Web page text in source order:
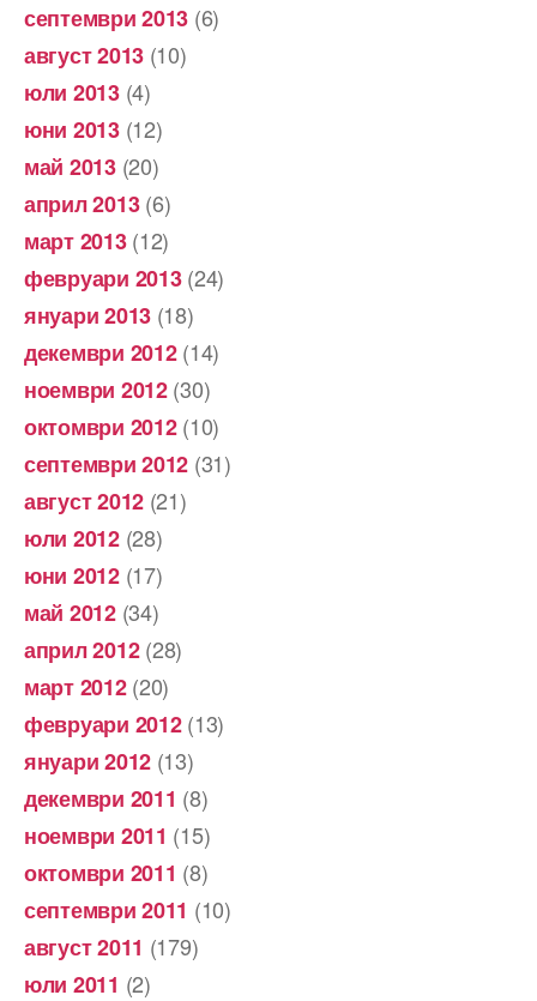
септември 2013 (6)
август 2013 (10)
юли 2013(4)
юни 2013(12)
май 2013(20)
април 2013(6)
март 2013(12)
февруари 2013(24)
януари 2013 (18)
декември 2012(14)
ноември 2012(30)
октомври 2012(10)
септември 2012 (31)
август 2012 (21)
юли 2012(28)
юни 2012(17)
май 2012(34)
април 2012(28)
март 2012(20)
февруари 2012(13)
януари 2012 (13)
декември 2011 (8)
ноември 2011 (15)
октомври 2011 (8)
септември 2011 (10)
август 2011 (179)
юли 2011 (2)